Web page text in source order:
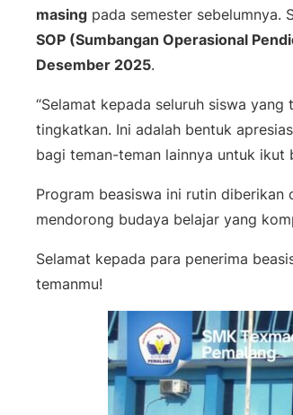
masing pada semester sebelumnya.
SOP (Sumbangan Operasional
Desember 2025.
“Selamat kepada seluruh siswa
tingkatkan. Ini adalah bentuk
bagi teman-teman lainnya untuk ikut
Program beasiswa ini rutin diberikan
mendorong budaya belajar yang
Selamat kepada para penerima
temanmu!